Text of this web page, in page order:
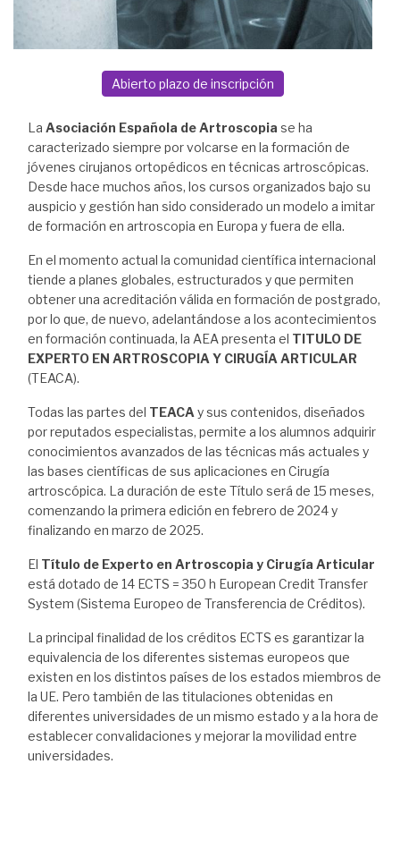
Abierto plazo de inscripción
La Asociación Española de Artroscopia se ha
caracterizado siempre por volcarse en la formación de
jóvenes cirujanos ortopédicos en técnicas artroscópicas.
Desde hace muchos años, los cursos organizados bajo su
auspicio y gestión han sido considerado un modelo a imitar
de formación en artroscopia en Europa y fuera de ella.
En el momento actual la comunidad científica internacional
tiende a planes globales, estructurados y que permiten
obtener una acreditación válida en formación de postgrado,
por lo que, de nuevo, adelantándose a los acontecimientos
en formación continuada, la AEA presenta el TITULO DE
EXPERTO EN ARTROSCOPIA Y CIRUGÍA ARTICULAR
(TEACA).
Todas las partes del TEACA y sus contenidos, diseñados
por reputados especialistas, permite a los alumnos adquirir
conocimientos avanzados de las técnicas más actuales y
las bases científicas de sus aplicaciones en Cirugía
artroscópica. La duración de este Título será de 15 meses,
comenzando la primera edición en febrero de 2024 y
finalizando en marzo de 2025.
El Título de Experto en Artroscopia y Cirugía Articular
está dotado de 14 ECTS = 350 h European Credit Transfer
System (Sistema Europeo de Transferencia de Créditos).
La principal finalidad de los créditos ECTS es garantizar la
equivalencia de los diferentes sistemas europeos que
existen en los distintos países de los estados miembros de
la UE. Pero también de las titulaciones obtenidas en
diferentes universidades de un mismo estado y a la hora de
establecer convalidaciones y mejorar la movilidad entre
universidades.